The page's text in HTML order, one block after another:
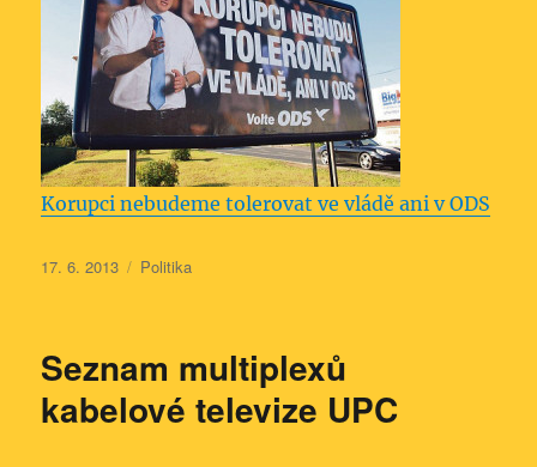
Korupci nebudeme tolerovat ve vládě ani v ODS
Publikováno:
17. 6. 2013 Rubriky:
Politika
Seznam multiplexů
kabelové televize UPC